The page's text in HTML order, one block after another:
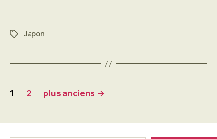
Étiquettes
Japon
Pagination
publications
1 2 plus anciens →